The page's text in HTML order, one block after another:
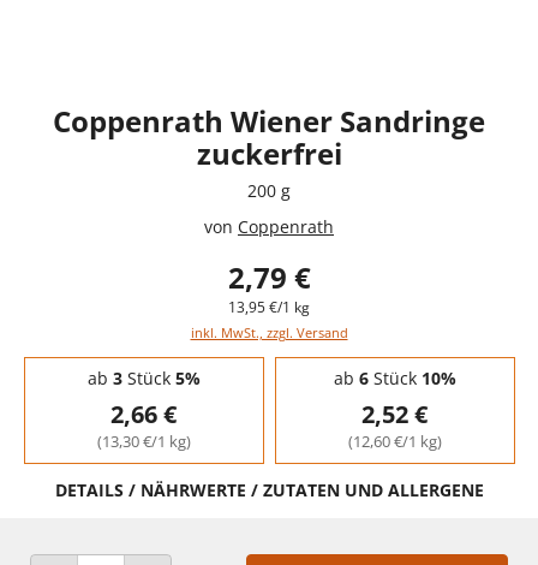
Coppenrath Wiener Sandringe
zuckerfrei
200 g
von Coppenrath
2,79 €
13,95 €/1 kg
inkl. MwSt., zzgl. Versand
Staffelpreise - Mengenrabatt
ab 3Stück 5%
2,66 €
(13,30 €/1 kg)
ab 6Stück 10%
2,52 €
(12,60 €/1 kg)
DETAILS / NÄHRWERTE / ZUTATEN UND ALLERGENE